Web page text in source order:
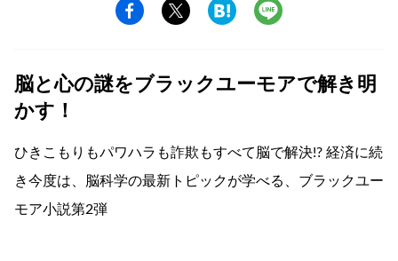
脳と心の謎をブラックユーモアで解き明
かす！
ひきこもりもパワハラも詐欺もすべて脳で解決!? 経済に続
き今度は、脳科学の最新トピックが学べる、ブラックユー
モア小説第2弾